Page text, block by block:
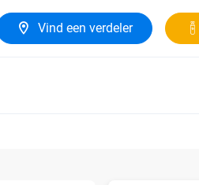
Vind een verdeler